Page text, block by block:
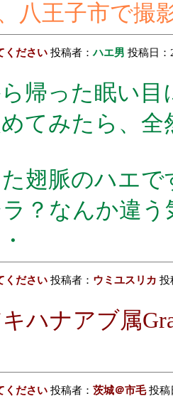
八王子市で撮
ください投稿者：ハエ男 投稿日：
帰った眠い
てみたら、全
翅脈のハエで
？なんか違
ください投稿者： ウミユスリカ 投
ハナアブ属
ください投稿者： 茨城＠市毛投稿